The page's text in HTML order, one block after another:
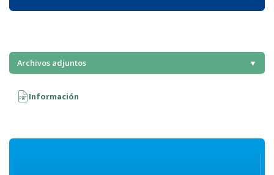
Archivos adjuntos ▼
Información